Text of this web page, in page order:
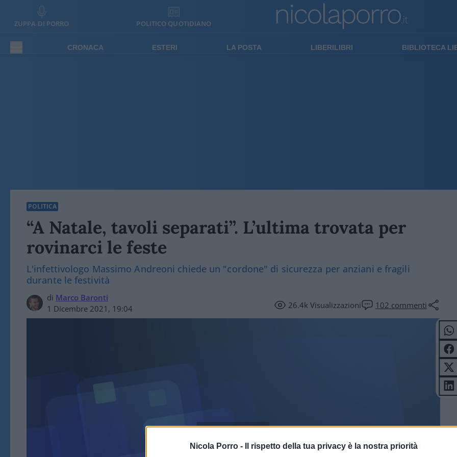
Nicola Porro - Il rispetto della tua privacy è la nostra priorità
ZUPPA DI PORRO POLITICO QUOTIDIANO
CRONACA ESTERI LA POSTA LIBERILIBRI BIBLIOTECA
POLITICA
“A Natale, tavoli separati”. L’ultima trovata per
rovinarci le feste
L'infettivologo Massimo Andreoni chiede un "cordone" di sicurezza per anziani e fragili
durante le festività
di Marco Baronti
1 Dicembre 2021, 19:04
26.4kVisualizzazioni 102 commenti